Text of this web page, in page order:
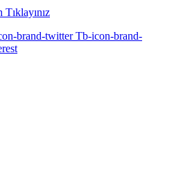
brand-twitter Tb-icon-brand-